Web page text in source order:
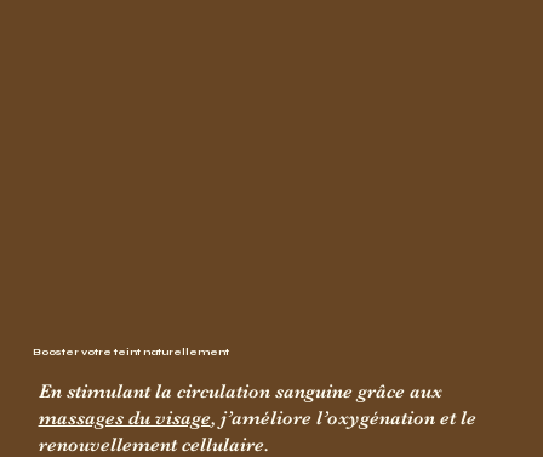
Booster votre teint naturellement
En stimulant la circulation sanguine grâce aux
massages du visage, j’améliore l’oxygénation et le
renouvellement cellulaire.